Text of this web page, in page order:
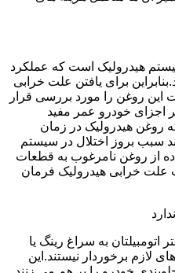
هیدرولیک است که عملکرد
برای یافتن علت خرابی
روغن را مورد بررسی قرار
اجزای خودرو عمر مفید
روغن هیدرولیک در زمان
سبب بروز اختلال در سیستم
از روغن نامرغوب به قطعات
خرابی هیدرولیک فرمان
به سراغ رینگ یا
لازم برخوردار نیستند.این